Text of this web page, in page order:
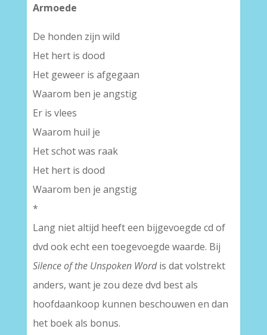
Armoede
De honden zijn wild
Het hert is dood
Het geweer is afgegaan
Waarom ben je angstig
Er is vlees
Waarom huil je
Het schot was raak
Het hert is dood
Waarom ben je angstig
*
Lang niet altijd heeft een bijgevoegde cd of
dvd ook echt een toegevoegde waarde. Bij
Silence of the Unspoken Wordis dat volstrekt
anders, want je zou deze dvd best als
hoofdaankoop kunnen beschouwen en dan
het boek als bonus.